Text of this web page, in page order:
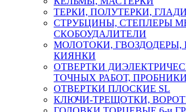
ТЕРКИ, ПОЛУТЕРКИ,
СТРУБЦИНЫ, СТЕПЛЕРЫ
СКОБОУДАЛИТЕЛИ
МОЛОТОКИ, ГВОЗДОДЕРЫ,
КИЯНКИ
ОТВЕРТКИ
ТОЧНЫХ РАБОТ, ПРОБНИКИ
ОТВЕРТКИ ПЛОСКИЕ SL
КЛЮЧИ-ТРЕЩОТКИ,